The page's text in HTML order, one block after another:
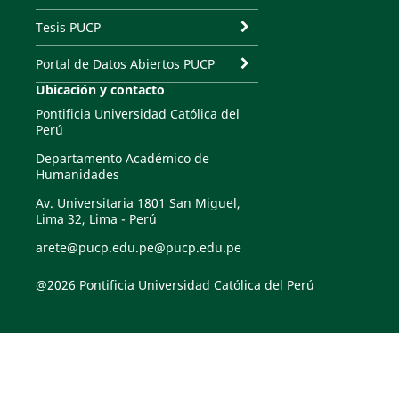
Tesis PUCP
Portal de Datos Abiertos PUCP
Ubicación y contacto
Pontificia Universidad Católica del
Perú
Departamento Académico de
Humanidades
Av. Universitaria 1801 San Miguel,
Lima 32, Lima - Perú
arete@pucp.edu.pe@pucp.edu.pe
@2026 Pontificia Universidad Católica del Perú